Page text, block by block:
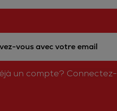
vous avec votre email
un compte? Connectez-